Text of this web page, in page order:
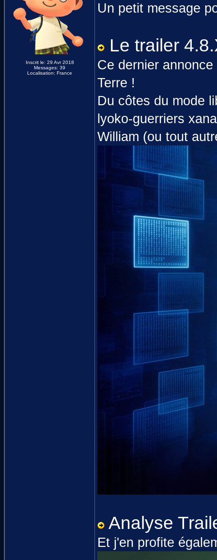
Inscrit le: 29 Avr 2018
Messages: 39
Localisation: France
Un petit message
Le trailer
Ce dernier
Terre !
Du côtes du mode
lyoko-guerriers
William (ou tout
Analyse
Et j'en profite